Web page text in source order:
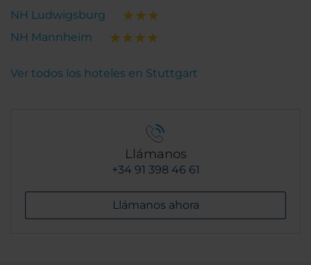
NH Ludwigsburg
NH Mannheim
Ver todos los hoteles en Stuttgart
Llámanos
+34 91 398 46 61
Llámanos ahora